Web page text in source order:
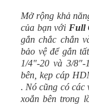
Mở rộng khả
của bạn với Full
gắn chắc chắn
bảo vệ để gắn
1/4"-20 và 3/
bên, kẹp cáp
. Nó cũng có các
xoắn bên trong